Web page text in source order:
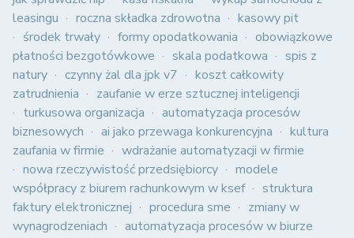
leasingu
roczna składka zdrowotna
kasowy pit
środek trwały
formy opodatkowania
obowiązkowe
płatności bezgotówkowe
skala podatkowa
spis z
natury
czynny żal dla jpk v7
koszt całkowity
zatrudnienia
zaufanie w erze sztucznej inteligencji
turkusowa organizacja
automatyzacja procesów
biznesowych
ai jako przewaga konkurencyjna
kultura
zaufania w firmie
wdrażanie automatyzacji w firmie
nowa rzeczywistość przedsiębiorcy
modele
współpracy z biurem rachunkowym w ksef
struktura
faktury elektronicznej
procedura sme
zmiany w
wynagrodzeniach
automatyzacja procesów w biurze